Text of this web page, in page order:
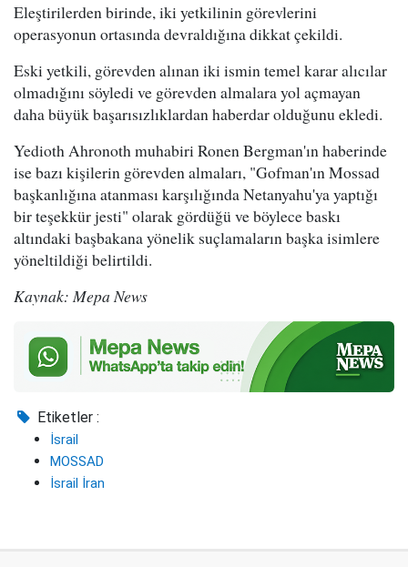
Eleştirilerden birinde, iki yetkilinin görevlerini
operasyonun ortasında devraldığına dikkat çekildi.
Eski yetkili, görevden alınan iki ismin temel karar alıcılar
olmadığını söyledi ve görevden almalara yol açmayan
daha büyük başarısızlıklardan haberdar olduğunu ekledi.
Yedioth Ahronoth muhabiri Ronen Bergman'ın haberinde
ise bazı kişilerin görevden almaları, "Gofman'ın Mossad
başkanlığına atanması karşılığında Netanyahu'ya yaptığı
bir teşekkür jesti" olarak gördüğü ve böylece baskı
altındaki başbakana yönelik suçlamaların başka isimlere
yöneltildiği belirtildi.
Kaynak: Mepa News
Etiketler :
İsrail
MOSSAD
İsrail İran